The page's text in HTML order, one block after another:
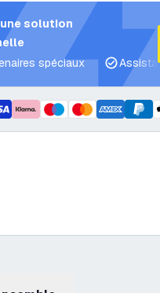
solution
spéciaux